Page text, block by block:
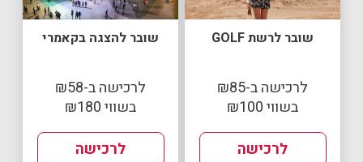
שובר לרשת GOLF
לרכישה ב-₪85
בשווי ₪100
לרכישה
שובר להצגה בקאמרי
לרכישה ב-₪58
בשווי ₪180
לרכישה